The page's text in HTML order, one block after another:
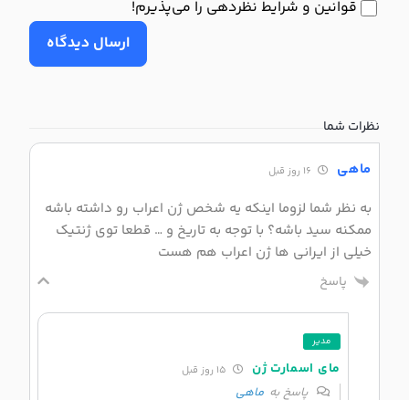
قوانین و شرایط نظردهی را می‌پذیرم!
ارسال دیدگاه
نظرات شما
ماهی
به نظر شما لزوما اینکه یه شخص ژن اعراب رو داشته باشه
ممکنه سید باشه؟ با توجه به تاریخ و … قطعا توی ژنتیک
خیلی از ایرانی ها ژن اعراب هم هست
پاسخ
مدیر
مای اسمارت ژن
پاسخ به ماهی